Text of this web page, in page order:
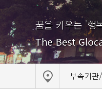
꿈을 키우는 '행
The Best
부속기관